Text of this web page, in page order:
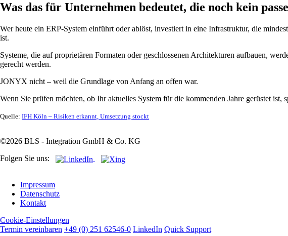
Was das für Unternehmen bedeutet, die noch kein
Wer heute ein ERP-System einführt oder ablöst, investiert in eine Infrastruktur, die
ist.
Systeme, die auf proprietären Formaten oder geschlossenen Architekturen aufbauen,
gerecht werden.
JONYX nicht – weil die Grundlage von Anfang an offen war.
Wenn Sie prüfen möchten, ob Ihr aktuelles System für die kommenden Jahre gerüstet ist,
Quelle: IFH Köln – Risiken erkannt, Umsetzung stockt
©2026 BLS - Integration GmbH & Co. KG
Folgen Sie uns:
überspringen
Impressum
Datenschutz
Kontakt
Cookie-Einstellungen
Termin vereinbaren +49 (0) 251 62546-0 LinkedIn Quick Support